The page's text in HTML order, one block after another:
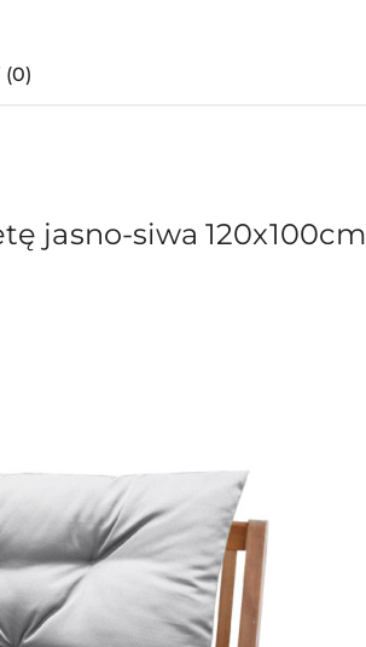
(0)
jasno-siwa 120x100cm